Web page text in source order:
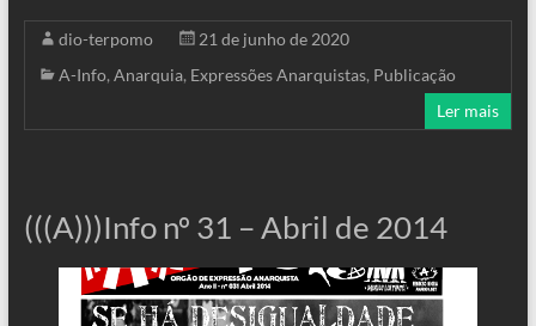
dio-terpomo
21 de junho de 2020
A-Info, Anarquia, Expressões Anarquistas, Publicação
Ler mais
(((A)))Info nº 31 – Abril de 2014